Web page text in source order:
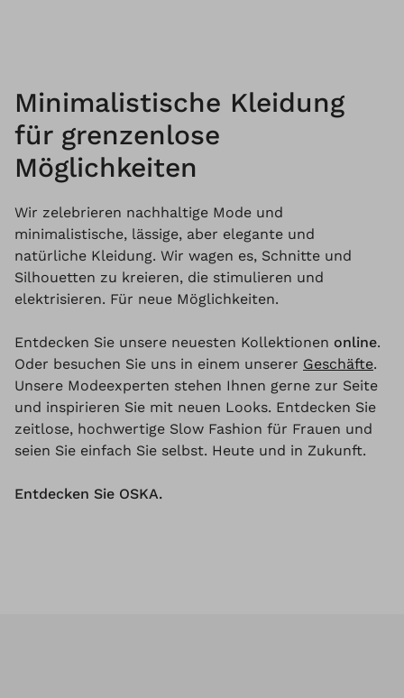
Minimalistische Kleidung
für grenzenlose
Möglichkeiten
Wir zelebrieren nachhaltige Mode und
minimalistische, lässige, aber elegante und
natürliche Kleidung. Wir wagen es, Schnitte und
Silhouetten zu kreieren, die stimulieren und
elektrisieren. Für neue Möglichkeiten.
Entdecken Sie unsere neuesten Kollektionen online.
Oder besuchen Sie uns in einem unserer Geschäfte.
Unsere Modeexperten stehen Ihnen gerne zur Seite
und inspirieren Sie mit neuen Looks. Entdecken Sie
zeitlose, hochwertige Slow Fashion für Frauen und
seien Sie einfach Sie selbst. Heute und in Zukunft.
Entdecken Sie OSKA.